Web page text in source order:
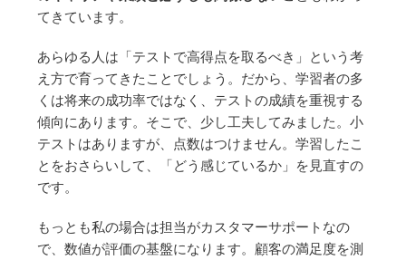
てきています。
あらゆる人は「テストで高得点を取るべき」という考
え方で育ってきたことでしょう。だから、学習者の多
くは将来の成功率ではなく、テストの成績を重視する
傾向にあります。そこで、少し工夫してみました。小
テストはありますが、点数はつけません。学習したこ
とをおさらいして、「どう感じているか」を見直すの
です。
もっとも私の場合は担当がカスタマーサポートなの
で、数値が評価の基盤になります。顧客の満足度を測